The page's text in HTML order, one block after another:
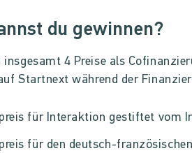
du gewinnen?
insgesamt 4 Preise als
Startnext während der
für Interaktion gestiftet vom
für den deutsch-